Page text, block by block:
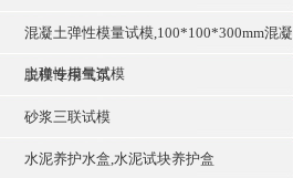
混凝土弹性模量试模,100*100*300mm混凝
土弹性模量试模
脱模专用气泵
砂浆三联试模
水泥养护水盒,水泥试块养护盒